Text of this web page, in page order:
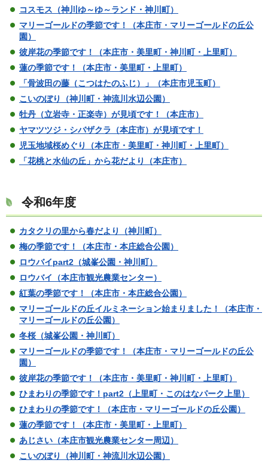
コスモス（神川ゆ～ゆ～ランド・神川町）
マリーゴールドの季節です！（本庄市・マリーゴールドの丘公
園）
彼岸花の季節です！（本庄市・美里町・神川町・上里町）
蓮の季節です！（本庄市・美里町・上里町）
「骨波田の藤（こつはたのふじ）」（本庄市児玉町）
こいのぼり（神川町・神流川水辺公園）
牡丹（立岩寺・正楽寺）が見頃です！（本庄市）
ヤマツツジ・シバザクラ（本庄市）が見頃です！
児玉地域桜めぐり（本庄市・美里町・神川町・上里町）
「花桃と水仙の丘」から花だより（本庄市）
令和6年度
カタクリの里から春だより（神川町）
梅の季節です！（本庄市・本庄総合公園）
ロウバイpart2（城峯公園・神川町）
ロウバイ（本庄市観光農業センター）
紅葉の季節です！（本庄市・本庄総合公園）
マリーゴールドの丘イルミネーション始まりました！（本庄市・
マリーゴールドの丘公園）
冬桜（城峯公園・神川町）
マリーゴールドの季節です！（本庄市・マリーゴールドの丘公
園）
彼岸花の季節です！（本庄市・美里町・神川町・上里町）
ひまわりの季節です！part2（上里町・このはなパーク上里）
ひまわりの季節です！（本庄市・マリーゴールドの丘公園）
蓮の季節です！（本庄市・美里町・上里町）
あじさい（本庄市観光農業センター周辺）
こいのぼり（神川町・神流川水辺公園）